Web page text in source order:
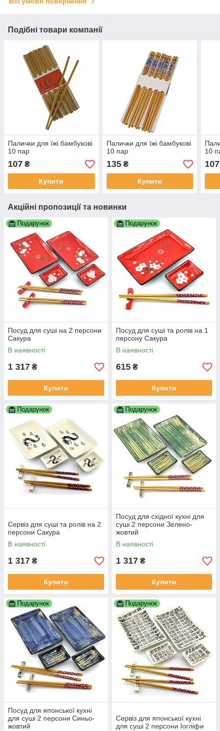
Подібні товари компанії
Палички для їжі бамбукові
10 пар
107 ₴
Купити
Палички для їжі бамбукові
10 пар
135₴
Купити
10
107
Акційні пропозиції та новинки
Подарунок
Посуд для суші на 2 персони
Сакура
В наявності
1 317 ₴
Купити
Подарунок
Посуд для суші та ролів на 1
персону Сакура
В наявності
615 ₴
Купити
Подарунок
Сервіз для суші та ролів на 2
персони Сакура
В наявності
1 317 ₴
Купити
Подарунок
Посуд для східної кухні для
суші 2 персони Зелено-
жовтий
В наявності
1 317 ₴
Купити
Подарунок
Посуд для японської кухні
для суші 2 персони Синьо-
жовтий
Подарунок
Сервіз для японської кухні
для суші 2 персони Іогліфи